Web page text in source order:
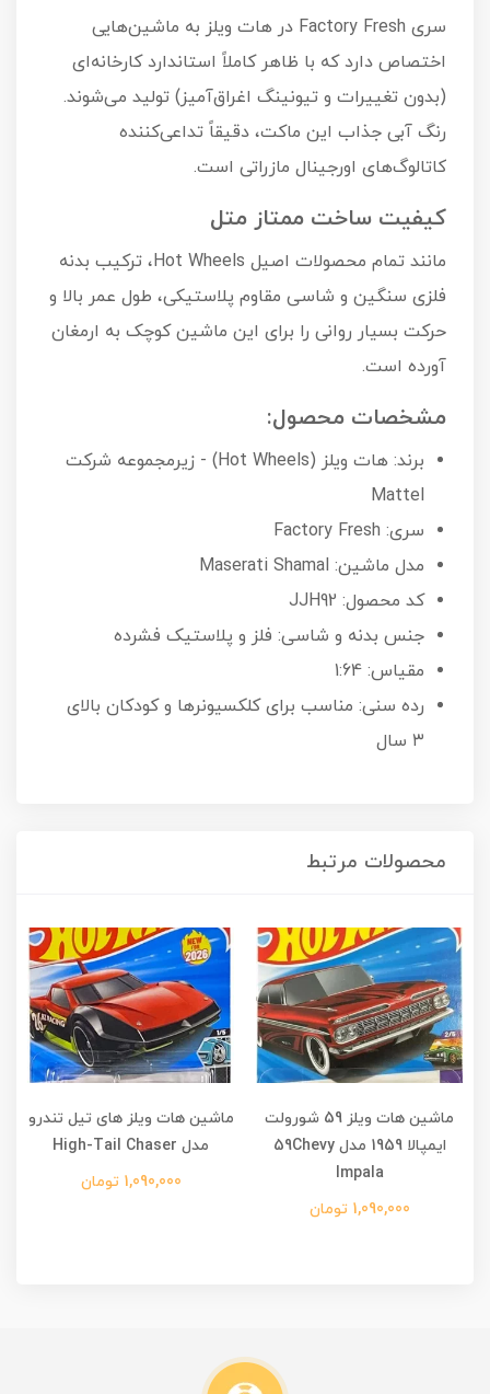
سری Factory Fresh در هات ویلز به ماشین‌هایی
اختصاص دارد که با ظاهر کاملاً استاندارد کارخانه‌ای
(بدون تغییرات و تیونینگ اغراق‌آمیز) تولید می‌شوند.
رنگ آبی جذاب این ماکت، دقیقاً تداعی‌کننده
کاتالوگ‌های اورجینال مازراتی است.
کیفیت ساخت ممتاز متل
مانند تمام محصولات اصیل Hot Wheels، ترکیب بدنه
فلزی سنگین و شاسی مقاوم پلاستیکی، طول عمر بالا و
حرکت بسیار روانی را برای این ماشین کوچک به ارمغان
آورده است.
مشخصات محصول:
برند: هات ویلز (Hot Wheels) - زیرمجموعه شرکت
Mattel
سری: Factory Fresh
مدل ماشین: Maserati Shamal
کد محصول: JJH92
جنس بدنه و شاسی: فلز و پلاستیک فشرده
مقیاس: 1:64
رده سنی: مناسب برای کلکسیونرها و کودکان بالای
۳ سال
محصولات مرتبط
ماشین هات ویلز 59 شورولت
ایمپالا 1959 مدل 59Chevy
Impala
1,090,000 تومان
ماشین هات ویلز های تیل تندرو
مدل High-Tail Chaser
1,090,000 تومان